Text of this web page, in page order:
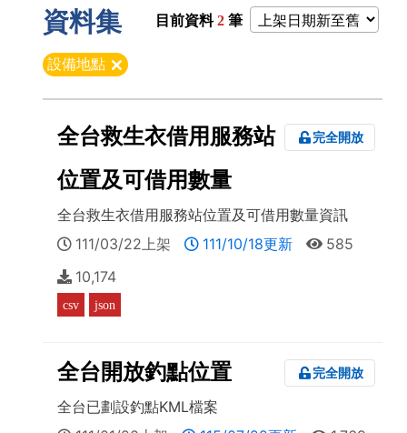
資料集 目前資料2 筆
全台救生衣借用服務站
位置及可借用數量
完全開放
全台救生衣借用服務站位置及可借用數量資訊
111/03/22上架
111/10/18更新 瀏覽次數：
585
下載次數：
10,174
檔案格式：
csv json
全台開放釣點位置 完全開放
全台已劃設釣點KML檔案